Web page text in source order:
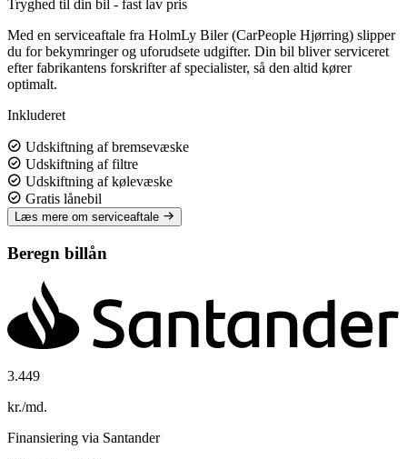
Tryghed til din bil - fast lav pris
Med en serviceaftale fra HolmLy Biler (CarPeople Hjørring) slipper
du for bekymringer og uforudsete udgifter. Din bil bliver serviceret
efter fabrikantens forskrifter af specialister, så den altid kører
optimalt.
Inkluderet
Udskiftning af bremsevæske
Udskiftning af filtre
Udskiftning af kølevæske
Gratis lånebil
Læs mere om serviceaftale
Beregn billån
3.449
kr./md.
Finansiering via Santander